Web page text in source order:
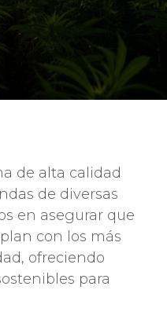
de alta calidad
de diversas
en asegurar que
con los más
ofreciendo
para